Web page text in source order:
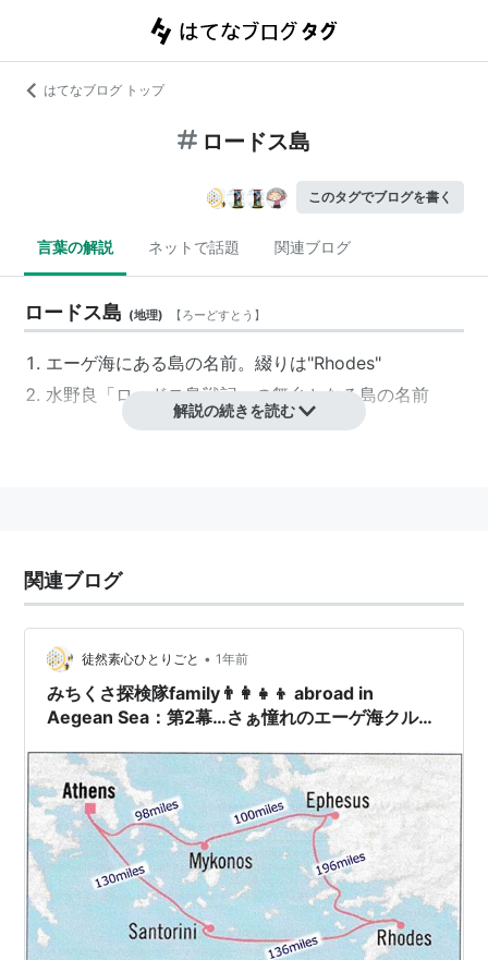
はてなブログ トップ
ロードス島
このタグでブログを書く
言葉の解説 ネットで話題 関連ブログ
ロードス島 (地理) 【ろーどすとう 】
エーゲ海にある島の名前。綴りは"Rhodes"
水野良「ロードス島戦記」の舞台となる島の名前
解説の続きを読む
関連ブログ
徒然素心ひとりごと • 1年前
みちくさ探検隊family👨‍👩‍👧‍👦 abroad in
Aegean Sea：第2幕…さぁ憧れのエーゲ海クルー